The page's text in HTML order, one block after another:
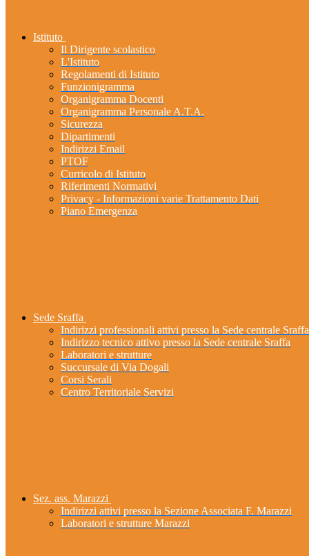
Istituto
Il Dirigente scolastico
L'Istituto
Regolamenti di Istituto
Funzionigramma
Organigramma Docenti
Organigramma Personale A.T.A.
Sicurezza
Dipartimenti
Indirizzi Email
PTOF
Curricolo di Istituto
Riferimenti Normativi
Privacy - Informazioni varie Trattamento Dati
Piano Emergenza
Sede Sraffa
Indirizzi professionali attivi presso la Sede centrale Sraffa
Indirizzo tecnico attivo presso la Sede centrale Sraffa
Laboratori e strutture
Succursale di Via Dogali
Corsi Serali
Centro Territoriale Servizi
Sez. ass. Marazzi
Indirizzi attivi presso la Sezione Associata F. Marazzi
Laboratori e strutture Marazzi